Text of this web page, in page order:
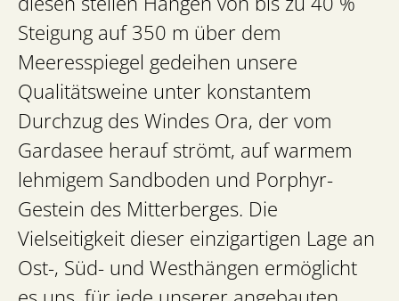
Steigung auf 350 m über dem
Meeresspiegel gedeihen unsere
Qualitätsweine unter konstantem
Durchzug des Windes Ora, der vom
Gardasee herauf strömt, auf warmem
lehmigem Sandboden und Porphyr-
Gestein des Mitterberges. Die
Vielseitigkeit dieser einzigartigen Lage an
Ost-, Süd- und Westhängen ermöglicht